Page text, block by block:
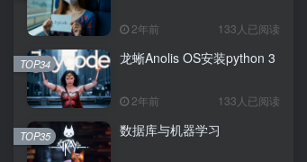
2年前 133人已阅读
龙蜥Anolis OS安装python 3
2年前 133人已阅读
TOP34
数据库与机器学习
TOP35